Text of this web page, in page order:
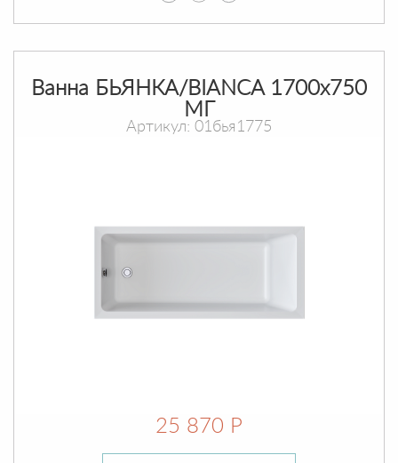
Ванна БЬЯНКА/BIANCA 1700х750
МГ
Артикул: 01бья1775
25 870 Р